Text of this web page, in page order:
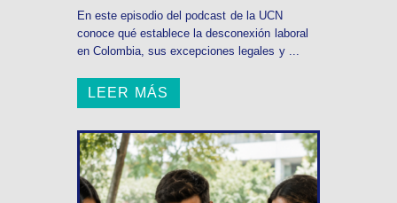
En este episodio del podcast de la UCN
conoce qué establece la desconexión laboral
en Colombia, sus excepciones legales y ...
LEER MÁS